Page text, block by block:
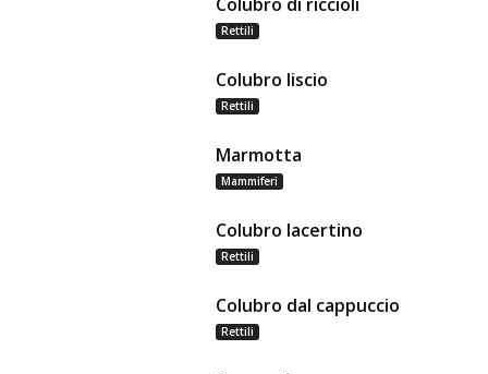
Rettili
Colubro liscio
Rettili
Marmotta
Mammiferi
Colubro lacertino
Rettili
Colubro dal cappuccio
Rettili